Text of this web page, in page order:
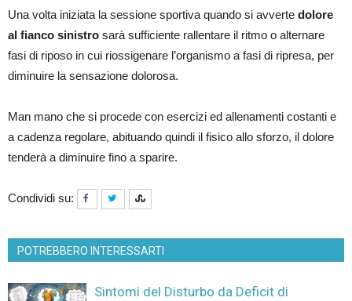
Una volta iniziata la sessione sportiva quando si avverte dolore
al fianco sinistro sarà sufficiente rallentare il ritmo o alternare
fasi di riposo in cui riossigenare l’organismo a fasi di ripresa, per
diminuire la sensazione dolorosa.
Man mano che si procede con esercizi ed allenamenti costanti e
a cadenza regolare, abituando quindi il fisico allo sforzo, il dolore
tenderà a diminuire fino a sparire.
Condividi su:
POTREBBERO INTERESSARTI
Sintomi del Disturbo da Deficit di